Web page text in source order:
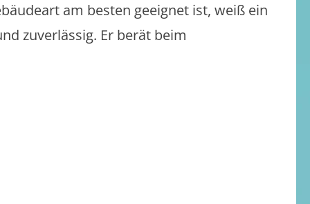
am besten geeignet ist, weiß ein
zuverlässig. Er berät beim